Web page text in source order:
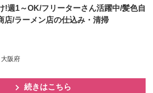
!週1～OK/フリーターさん活躍中/髪色自
店/ラーメン店の仕込み・清掃
阪府
続きはこちら